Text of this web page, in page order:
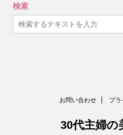
カ
イ
ブ
検索
お問い合わせ プラ
30代主婦の